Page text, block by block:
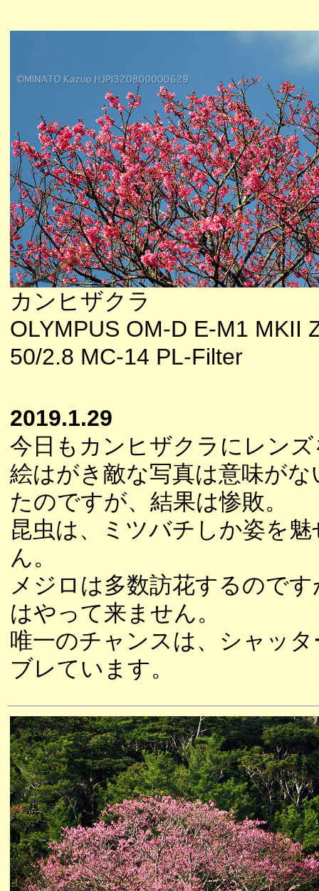
カンヒザクラ
OLYMPUS OM-D E-M1 MKII
50/2.8 MC-14 PL-Filter
2019.1.29
今日もカンヒザクラにレン
絵はがき敵な写真は意味が
たのですが、結果は惨敗。
昆虫は、ミツバチしか姿を
ん。
メジロは多数訪花するので
はやって来ません。
唯一のチャンスは、シャッ
ブレています。